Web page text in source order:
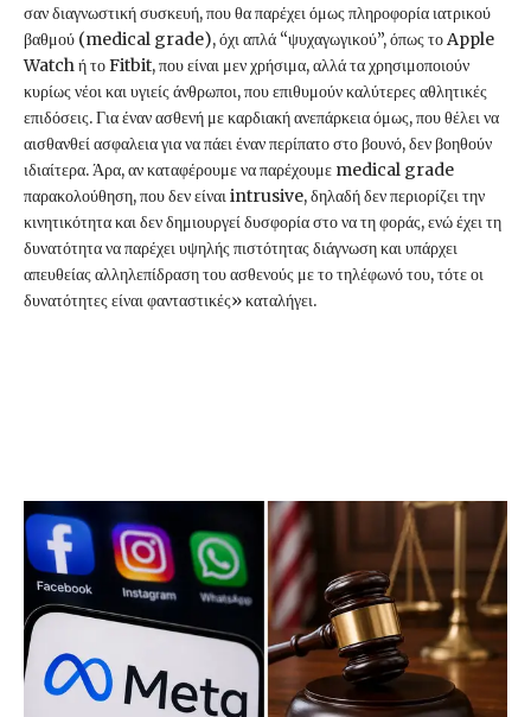
σαν διαγνωστική συσκευή, που θα παρέχει όμως πληροφορία ιατρικού
βαθμού (medical grade), όχι απλά “ψυχαγωγικού”, όπως το Apple
Watch ή το Fitbit, που είναι μεν χρήσιμα, αλλά τα χρησιμοποιούν
κυρίως νέοι και υγιείς άνθρωποι, που επιθυμούν καλύτερες αθλητικές
επιδόσεις. Για έναν ασθενή με καρδιακή ανεπάρκεια όμως, που θέλει να
αισθανθεί ασφαλεια για να πάει έναν περίπατο στο βουνό, δεν βοηθούν
ιδιαίτερα. Άρα, αν καταφέρουμε να παρέχουμε medical grade
παρακολούθηση, που δεν είναι intrusive, δηλαδή δεν περιορίζει την
κινητικότητα και δεν δημιουργεί δυσφορία στο να τη φοράς, ενώ έχει τη
δυνατότητα να παρέχει υψηλής πιστότητας διάγνωση και υπάρχει
απευθείας αλληλεπίδραση του ασθενούς με το τηλέφωνό του, τότε οι
δυνατότητες είναι φανταστικές» καταλήγει.